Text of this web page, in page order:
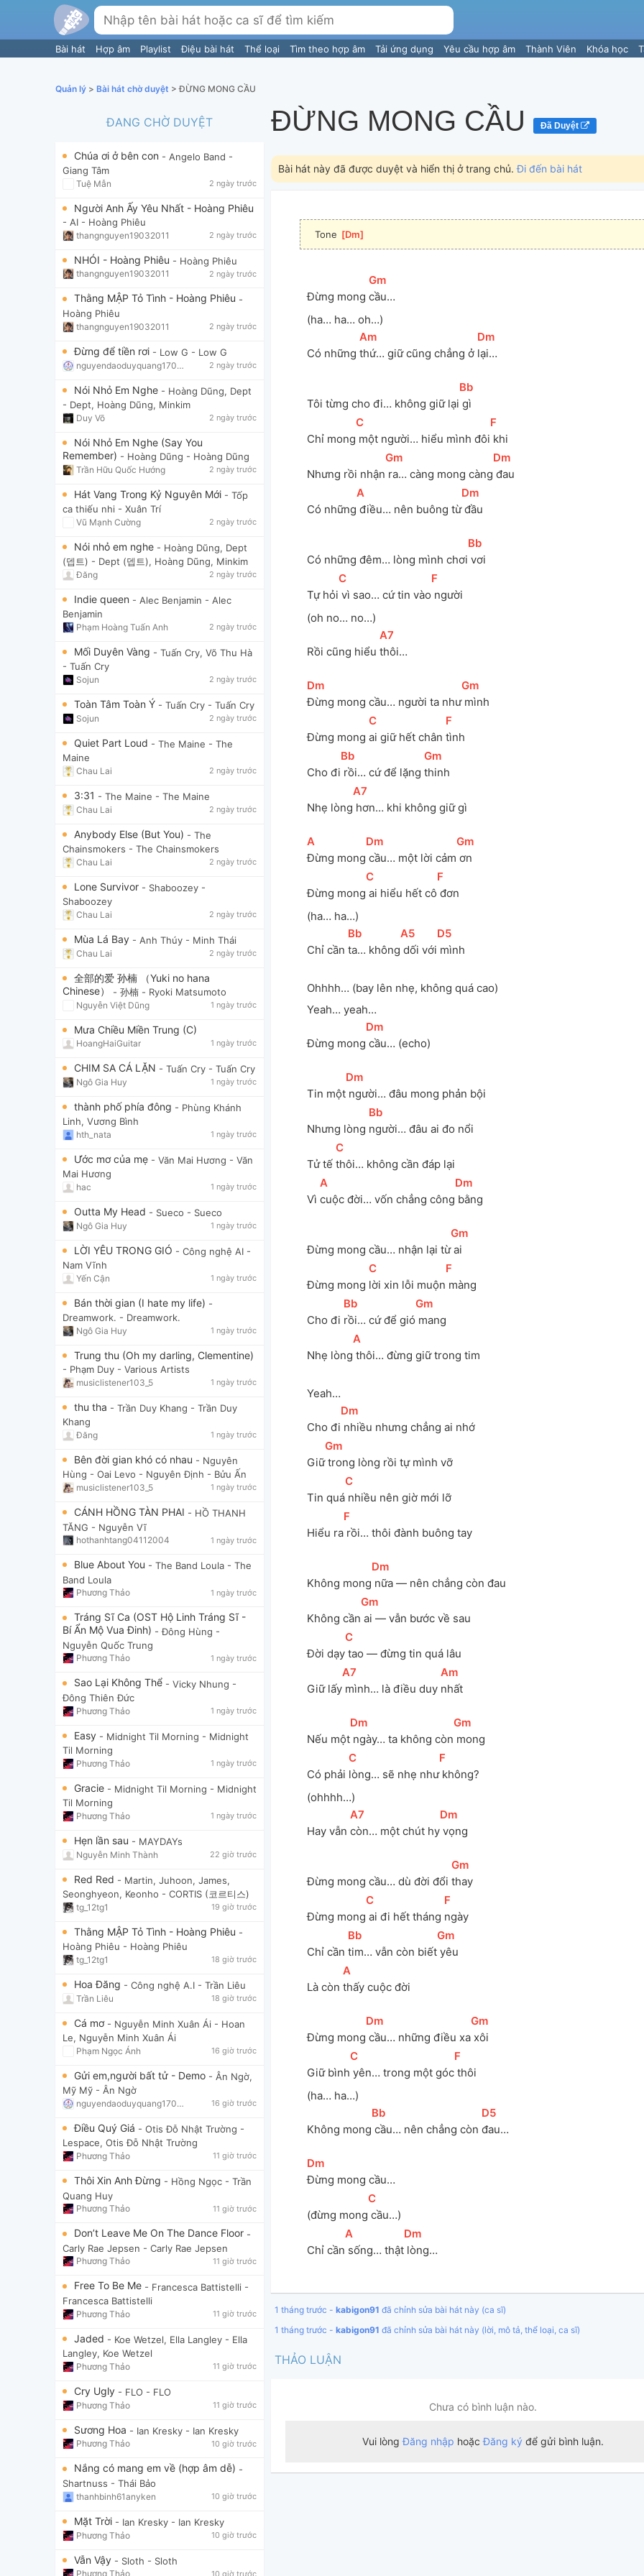
Bài hát Hợp âm Playlist Điệu bài hát Thể loại Tìm theo hợp âm Tải ứng dụng Yêu cầu hợp âm Thành Viên Khóa học
Quản lý > Bài hát chờ duyệt > ĐỪNG MONG CẦU
ĐANG CHỜ DUYỆT
Chúa ơi ở bên con - Angelo Band -
Giang Tâm
Tuệ Mẫn 2 ngày trước
Người Anh Ấy Yêu Nhất - Hoàng Phiêu
- AI - Hoàng Phiêu
thangnguyen19032011 2 ngày trước
NHÓI - Hoàng Phiêu - Hoàng Phiêu
thangnguyen19032011 2 ngày trước
Thằng MẬP Tỏ Tình - Hoàng Phiêu -
Hoàng Phiêu
thangnguyen19032011 2 ngày trước
Đừng để tiền rơi - Low G - Low G
nguyendaoduyquang17021 2 ngày trước
Nói Nhỏ Em Nghe - Hoàng Dũng, Dept
- Dept, Hoàng Dũng, Minkim
Duy Võ 2 ngày trước
Nói Nhỏ Em Nghe (Say You
Remember) - Hoàng Dũng - Hoàng Dũng
Trần Hữu Quốc Hướng 2 ngày trước
Hát Vang Trong Kỷ Nguyên Mới - Tốp
ca thiếu nhi - Xuân Trí
Vũ Mạnh Cường 2 ngày trước
Nói nhỏ em nghe - Hoàng Dũng, Dept
(뎁트) - Dept (뎁트), Hoàng Dũng, Minkim
Đăng 2 ngày trước
Indie queen - Alec Benjamin - Alec
Benjamin
Phạm Hoàng Tuấn Anh 2 ngày trước
Mối Duyên Vàng - Tuấn Cry, Võ Thu Hà
- Tuấn Cry
Sojun 2 ngày trước
Toàn Tâm Toàn Ý - Tuấn Cry - Tuấn Cry
Sojun 2 ngày trước
Quiet Part Loud - The Maine - The
Maine
Chau Lai 2 ngày trước
3:31 - The Maine - The Maine
Chau Lai 2 ngày trước
Anybody Else (But You) - The
Chainsmokers - The Chainsmokers
Chau Lai 2 ngày trước
Lone Survivor - Shaboozey -
Shaboozey
Chau Lai 2 ngày trước
Mùa Lá Bay - Anh Thúy - Minh Thái
Chau Lai 2 ngày trước
全部的爱 孙楠 （Yuki no hana
Chinese） - 孙楠 - Ryoki Matsumoto
Nguyễn Việt Dũng 1 ngày trước
Mưa Chiều Miền Trung (C)
HoangHaiGuitar 1 ngày trước
CHIM SA CÁ LẶN - Tuấn Cry - Tuấn Cry
Ngô Gia Huy 1 ngày trước
thành phố phía đông - Phùng Khánh
Linh, Vương Bình
hth_nata 1 ngày trước
Ước mơ của mẹ - Văn Mai Hương - Văn
Mai Hương
hac 1 ngày trước
Outta My Head - Sueco - Sueco
Ngô Gia Huy 1 ngày trước
LỜI YÊU TRONG GIÓ - Công nghệ AI -
Nam Vĩnh
Yến Cận 1 ngày trước
Bán thời gian (I hate my life) -
Dreamwork. - Dreamwork.
Ngô Gia Huy 1 ngày trước
Trung thu (Oh my darling, Clementine)
- Phạm Duy - Various Artists
musiclistener103_5 1 ngày trước
thu tha - Trần Duy Khang - Trần Duy
Khang
Đăng 1 ngày trước
Bên đời gian khó có nhau - Nguyên
Hùng - Oai Levo - Nguyên Định - Bửu Ấn
musiclistener103_5 1 ngày trước
CÁNH HỒNG TÀN PHAI - HỒ THANH
TĂNG - Nguyễn Vĩ
hothanhtang04112004 1 ngày trước
Blue About You - The Band Loula - The
Band Loula
Phương Thảo 1 ngày trước
Tráng Sĩ Ca (OST Hộ Linh Tráng Sĩ -
Bí Ẩn Mộ Vua Đinh) - Đông Hùng -
Nguyễn Quốc Trung
Phương Thảo 1 ngày trước
Sao Lại Không Thể - Vicky Nhung -
Đông Thiên Đức
Phương Thảo 1 ngày trước
Easy - Midnight Til Morning - Midnight
Til Morning
Phương Thảo 1 ngày trước
Gracie - Midnight Til Morning - Midnight
Til Morning
Phương Thảo 1 ngày trước
Hẹn lần sau - MAYDAYs
Nguyễn Minh Thành 22 giờ trước
Red Red - Martin, Juhoon, James,
Seonghyeon, Keonho - CORTIS (코르티스)
tg_12tg1 19 giờ trước
Thằng MẬP Tỏ Tình - Hoàng Phiêu -
Hoàng Phiêu - Hoàng Phiêu
tg_12tg1 18 giờ trước
Hoa Đăng - Công nghệ A.I - Trần Liêu
Trần Liêu 18 giờ trước
Cá mơ - Nguyễn Minh Xuân Ái - Hoan
Le, Nguyễn Minh Xuân Ái
Phạm Ngọc Ánh 16 giờ trước
Gửi em,người bất tử - Demo - Ân Ngờ,
Mỹ Mỹ - Ân Ngờ
nguyendaoduyquang17021 16 giờ trước
Điều Quý Giá - Otis Đỗ Nhật Trường -
Lespace, Otis Đỗ Nhật Trường
Phương Thảo 11 giờ trước
Thôi Xin Anh Đừng - Hồng Ngọc - Trần
Quang Huy
Phương Thảo 11 giờ trước
Don’t Leave Me On The Dance Floor -
Carly Rae Jepsen - Carly Rae Jepsen
Phương Thảo 11 giờ trước
Free To Be Me - Francesca Battistelli -
Francesca Battistelli
Phương Thảo 11 giờ trước
Jaded - Koe Wetzel, Ella Langley - Ella
Langley, Koe Wetzel
Phương Thảo 11 giờ trước
Cry Ugly - FLO - FLO
Phương Thảo 11 giờ trước
Sương Hoa - Ian Kresky - Ian Kresky
Phương Thảo 10 giờ trước
Nắng có mang em về (hợp âm dễ) -
Shartnuss - Thái Bảo
thanhbinh61anyken 10 giờ trước
Mặt Trời - Ian Kresky - Ian Kresky
Phương Thảo 10 giờ trước
Vẫn Vậy - Sloth - Sloth
Phương Thảo 10 giờ trước
ĐỪNG MONG CẦU Đã Duyệt
Bài hát này đã được duyệt và hiển thị ở trang chủ.Đi đến bài hát
Tone [Dm
Đừng mong
[
Gm
cầu…
(ha… ha… oh…)
Có những
[
Am
thứ… giữ cũng chẳng ở
[Dm
lại…
Tôi từng cho đi… không giữ lại
[Bb
gì
Chỉ mong
[
C
một người… hiểu mình đôi
[F
khi
Nhưng rồi nhận
[
Gm
ra… càng mong càng
[Dm
đau
Có những
[
A
điều… nên buông từ
[Dm
đầu
Có những đêm… lòng mình chơi
[Bb
vơi
Tự hỏi
[
C
vì sao… cứ tin vào
[F
người
(oh no… no…)
Rồi cũng hiểu
[
A7
thôi…
[Dm
Đừng mong cầu… người ta như
[
Gm
mình
Đừng mong
[
C
ai giữ hết chân
[F
tình
Cho đi
[Bb
rồi… cứ để lặng
[
Gm
thinh
Nhẹ lòng
[
A7
hơn… khi không giữ gì
[
A
Đừng mong
[Dm
cầu… một lời cảm
[
Gm
ơn
Đừng mong
[
C
ai hiểu hết cô
[F
đơn
(ha… ha…)
Chỉ cần
[Bb
ta… không
[
A5
dối với
[D5
mình
Ohhhh… (bay lên nhẹ, không quá cao)
Yeah… yeah…
Đừng mong
[Dm
cầu… (echo)
Tin một
[Dm
người… đâu mong phản bội
Nhưng lòng
[Bb
người… đâu ai đo nổi
Tử tế
[
C
thôi… không cần đáp lại
Vì
[
A
cuộc đời… vốn chẳng công
[Dm
bằng
Đừng mong cầu… nhận lại từ
[
Gm
ai
Đừng mong
[
C
lời xin lỗi muộn
[F
màng
Cho đi
[Bb
rồi… cứ để gió
[
Gm
mang
Nhẹ lòng
[
A
thôi… đừng giữ trong tim
Yeah…
Cho đi
[Dm
nhiều nhưng chẳng ai nhớ
Giữ
[
Gm
trong lòng rồi tự mình vỡ
Tin quá
[
C
nhiều nên giờ mới lỡ
Hiểu ra
[F
rồi… thôi đành buông tay
Không mong
[Dm
nữa — nên chẳng còn đau
Không cần
[
Gm
ai — vẫn bước về sau
Đời dạy
[
C
tao — đừng tin quá lâu
Giữ lấy
[
A7
mình… là điều duy
[
Am
nhất
Nếu một
[Dm
ngày… ta không còn
[
Gm
mong
Có phải
[
C
lòng… sẽ nhẹ như
[F
không?
(ohhhh…)
Hay vẫn
[
A7
còn… một chút hy
[Dm
vọng
Đừng mong cầu… dù đời đổi
[
Gm
thay
Đừng mong
[
C
ai đi hết tháng
[F
ngày
Chỉ cần
[Bb
tim… vẫn còn biết
[
Gm
yêu
Là còn
[
A
thấy cuộc đời
Đừng mong
[Dm
cầu… những điều xa
[
Gm
xôi
Giữ bình
[
C
yên… trong một góc
[F
thôi
(ha… ha…)
Không mong
[Bb
cầu… nên chẳng còn
[D5
đau…
[Dm
Đừng mong cầu…
(đừng mong
[
C
cầu…)
Chỉ cần
[
A
sống… thật
[Dm
lòng…
1 tháng trước - kabigon91 đã chỉnh sửa bài hát này (ca sĩ)
1 tháng trước - kabigon91 đã chỉnh sửa bài hát này (lời, mô tả, thể loại, ca sĩ)
THẢO LUẬN